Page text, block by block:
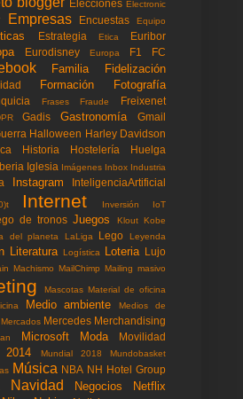
Elecciones Electronic
Empresas Encuestas Equipo
Estrategia Etica Euribor
Eurodisney Europa F1
FC
Familia Fidelización
Formación
Fotografía
Frases Fraude Freixenet
Gadis Gastronomía Gmail
Halloween Harley Davidson
Historia Hostelería Huelga
Iglesia Imágenes Inbox Industria
Instagram InteligenciaArtificial
Internet Inversión IoT
de tronos Juegos Klout Kobe
del planeta LaLiga Lego Leyenda
Literatura Logística Loteria Lujo
Machismo MailChimp Mailing masivo
Mascotas Material de oficina
Medio ambiente
Medios de
Mercados Mercedes Merchandising
Microsoft Moda
Movilidad
2014 Mundial 2018
Mundobasket
Música NBA NH Hotel Group
Navidad Negocios Netflix